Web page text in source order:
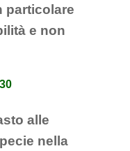
particolare
e non
alle
nella